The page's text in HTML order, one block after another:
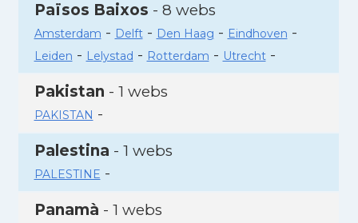
Països Baixos - 8 webs
Amsterdam - Delft- Den Haag - Eindhoven -
Leiden - Lelystad - Rotterdam - Utrecht-
Pakistan - 1 webs
PAKISTAN -
Palestina - 1 webs
PALESTINE -
Panamà - 1 webs